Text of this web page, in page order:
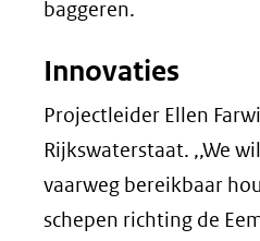
baggeren.
Innovaties
Projectleider Ellen
Rijkswaterstaat. ,,We
vaarweg bereikbaar
schepen richting de